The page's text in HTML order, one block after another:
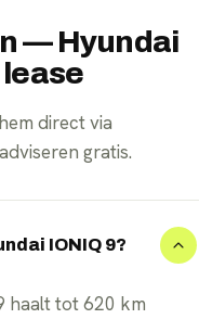
— Hyundai
direct via
gratis.
IONIQ 9?
haalt tot 620 km